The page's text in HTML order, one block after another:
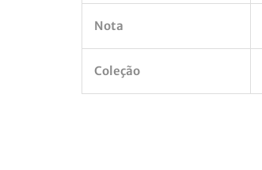
Nota
Coleção